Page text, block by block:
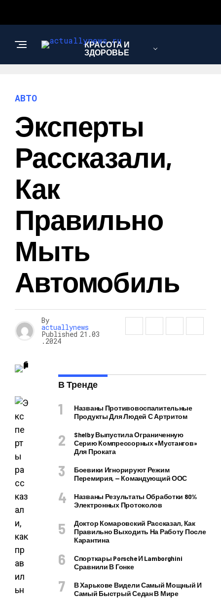
КРАСОТА И
ЗДОРОВЬЕ
АВТО
АВТО
Эксперты
Рассказали,
Как
Правильно
Мыть
Автомобиль
By
actuallynews
Published 21.03
.2024
В Тренде
Названы Противовоспалительные
Продукты Для Людей С Артритом
Shelby Выпустила Ограниченную
Серию Компрессорных «Мустангов»
Для Проката
Боевики Игнорируют Режим
Перемирия, — Командующий ООС
Названы Результаты Обработки 80%
Электронных Протоколов
Доктор Комаровский Рассказал, Как
Правильно Выходить На Работу После
Карантина
Спорткары Porsche И Lamborghini
Сравнили В Гонке
В Харькове Видели Самый Мощный И
Самый Быстрый Седан В Мире